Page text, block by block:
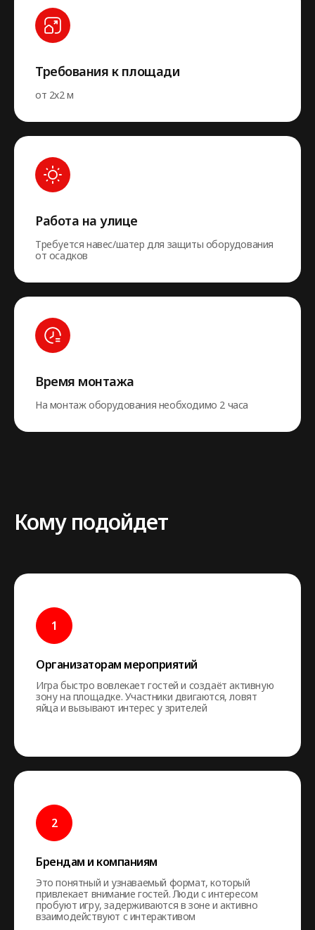
Требования к площади
от 2х2 м
Работа на улице
Требуется навес/шатер для защиты оборудования
от осадков
Время монтажа
На монтаж оборудования необходимо 2 часа
Кому подойдет
Организаторам мероприятий
Игра быстро вовлекает гостей и создаёт активную
зону на площадке. Участники двигаются, ловят
яйца и вызывают интерес у зрителей
Брендам и компаниям
Это понятный и узнаваемый формат, который
привлекает внимание гостей. Люди с интересом
пробуют игру, задерживаются в зоне и активно
взаимодействуют с интерактивом